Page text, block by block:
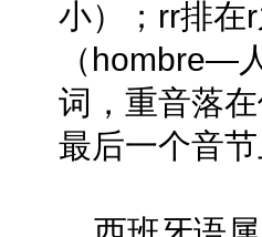
小）；rr排在
（hombre—
词，重音落
最后一个音